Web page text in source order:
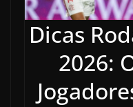
Dicas
2026: